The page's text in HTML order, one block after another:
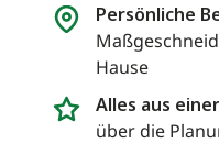
Persönliche
Hause
Alles aus
über die